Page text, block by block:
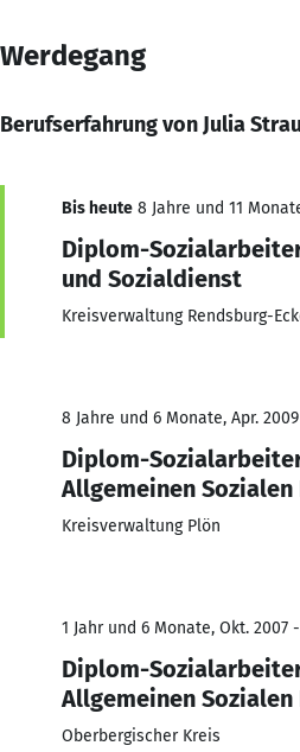
Werdegang
Berufserfahrung von Julia
Bis heute 8 Jahre und 11
Diplom-
und Sozialdienst
Kreisverwaltung Rendsburg-
8 Jahre und 6 Monate, Apr.
Diplom-
Allgemeinen
Kreisverwaltung Plön
1 Jahr und 6 Monate, Okt. 2007
Diplom-
Allgemeinen
Oberbergischer Kreis